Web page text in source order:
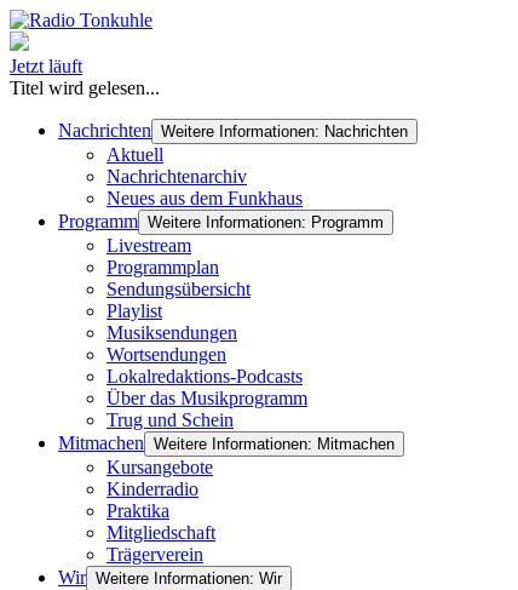
Jetzt läuft
Titel wird gelesen...
Nachrichten Weitere Informationen: Nachrichten
Aktuell
Nachrichtenarchiv
Neues aus dem Funkhaus
Programm Weitere Informationen: Programm
Livestream
Programmplan
Sendungsübersicht
Playlist
Musiksendungen
Wortsendungen
Lokalredaktions-Podcasts
Über das Musikprogramm
Trug und Schein
Mitmachen Weitere Informationen: Mitmachen
Kursangebote
Kinderradio
Praktika
Mitgliedschaft
Trägerverein
Wir Weitere Informationen: Wir